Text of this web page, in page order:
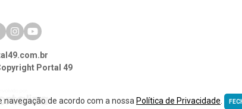
Portal 49
de acordo com a nossa Política de Privacidade